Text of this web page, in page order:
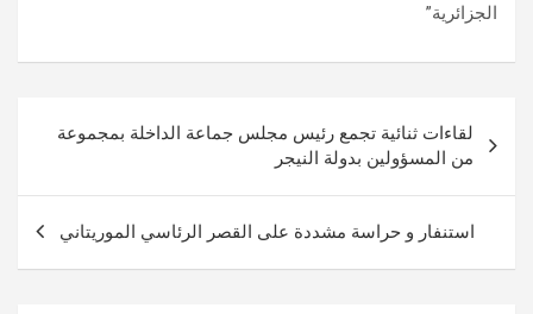
الجزائرية”
المقالات
لقاءات ثنائية تجمع رئيس مجلس جماعة الداخلة بمجموعة
من المسؤولين بدولة النيجر
استنفار و حراسة مشددة على القصر الرئاسي الموريتاني